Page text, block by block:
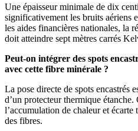
Une épaisseur minimale de dix
significativement les bruits aériens
les aides financières nationales, la
doit atteindre sept mètres carrés
Peut-on intégrer des spots
avec cette fibre minérale ?
La pose directe de spots encastrés
d’un protecteur thermique étanche.
l’accumulation de chaleur et
des fibres.